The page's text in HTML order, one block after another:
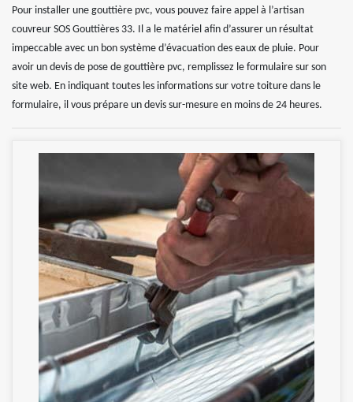
Pour installer une gouttière pvc, vous pouvez faire appel à l’artisan
couvreur SOS Gouttières 33. Il a le matériel afin d’assurer un résultat
impeccable avec un bon système d’évacuation des eaux de pluie. Pour
avoir un devis de pose de gouttière pvc, remplissez le formulaire sur son
site web. En indiquant toutes les informations sur votre toiture dans le
formulaire, il vous prépare un devis sur-mesure en moins de 24 heures.